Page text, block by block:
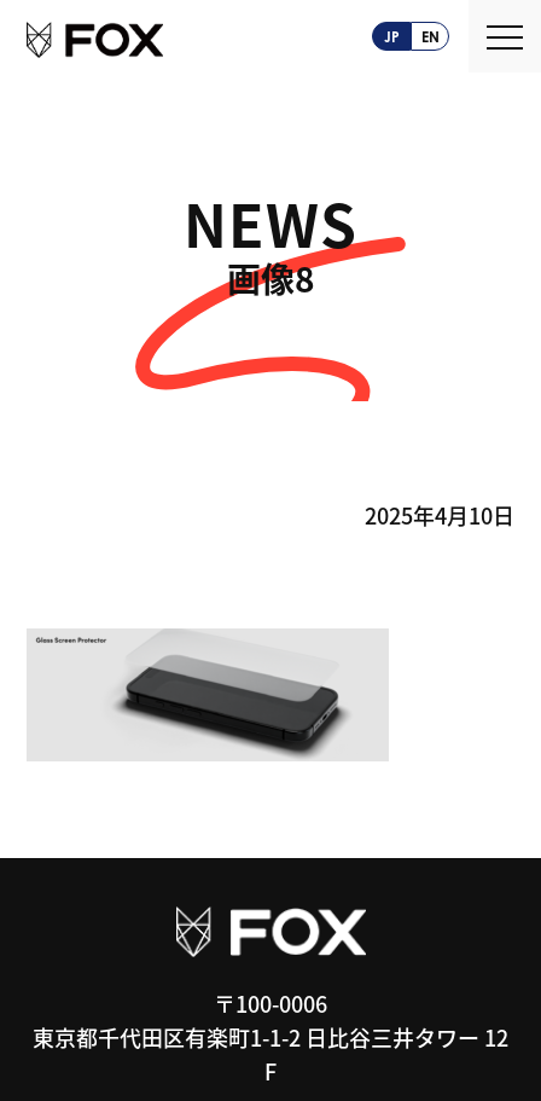
JP EN
創業ストーリー
FOXの歩み
CASEPLAY
Company
NEWS
画像8
2025年4月10日
〒100-0006
東京都千代田区有楽町1-1-2 日比谷三井タワー 12
F